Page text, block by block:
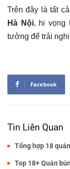
Trên đây là tất
Hà Nội, hi vọng
tưởng để trải
Facebook
Tin Liên Quan
Tổng hợp 18
Top 18+ Quán